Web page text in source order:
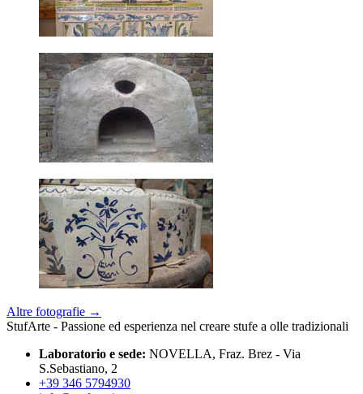
Altre fotografie →
StufArte - Passione ed esperienza nel creare stufe a olle tradizionali
Laboratorio e sede: NOVELLA, Fraz. Brez - Via
S.Sebastiano, 2
+39 346 5794930